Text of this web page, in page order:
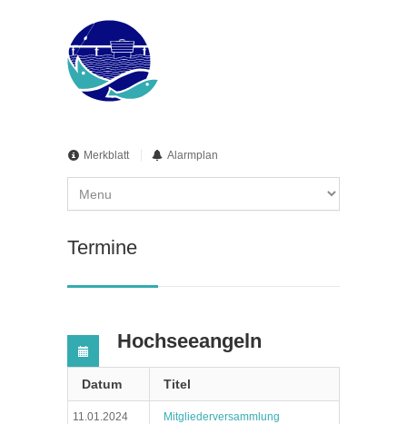
Merkblatt Alarmplan
Termine
Hochseeangeln
Datum Titel
11.01.2024 Mitgliederversammlung